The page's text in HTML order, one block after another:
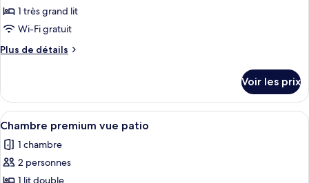
ville
pour
ce
type
de
Chambre
privilège
confort
1 très grand lit
Wi-Fi gratuit
Plus de détails
Plus
le
type
de
Chambre
privilège
Voir les prix
Afficher
toutes
les
photos
Une salle de bain moderne avec
4
Chambre premium vue patio
1 chambre
2 personnes
1 lit double